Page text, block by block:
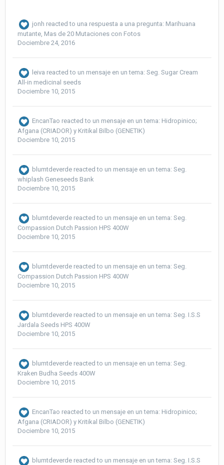
jonh reacted to una respuesta a una pregunta: Marihuana
mutante, Mas de 20 Mutaciones con Fotos
Dociembre 24, 2016
leiva reacted to un mensaje en un tema: Seg. Sugar Cream
All-in medicinal seeds
Dociembre 10, 2015
EncanTao reacted to un mensaje en un tema: Hidropinico;
Afgana (CRIADOR) y Kritikal Bilbo (GENETIK)
Dociembre 10, 2015
blumtdeverde reacted to un mensaje en un tema: Seg.
whiplash Geneseeds Bank
Dociembre 10, 2015
blumtdeverde reacted to un mensaje en un tema: Seg.
Compassion Dutch Passion HPS 400W
Dociembre 10, 2015
blumtdeverde reacted to un mensaje en un tema: Seg.
Compassion Dutch Passion HPS 400W
Dociembre 10, 2015
blumtdeverde reacted to un mensaje en un tema: Seg. I.S.S
Jardala Seeds HPS 400W
Dociembre 10, 2015
blumtdeverde reacted to un mensaje en un tema: Seg.
Kraken Budha Seeds 400W
Dociembre 10, 2015
EncanTao reacted to un mensaje en un tema: Hidropinico;
Afgana (CRIADOR) y Kritikal Bilbo (GENETIK)
Dociembre 10, 2015
blumtdeverde reacted to un mensaje en un tema: Seg. I.S.S